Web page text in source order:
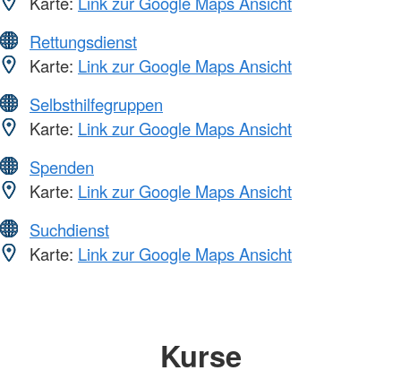
Rettungsdienst
Karte: Link zur Google Maps Ansicht
Selbsthilfegruppen
Karte: Link zur Google Maps Ansicht
Spenden
Karte: Link zur Google Maps Ansicht
Suchdienst
Karte: Link zur Google Maps Ansicht
Kurse